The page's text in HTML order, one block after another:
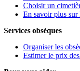
Choisir un
En savoir plus
Services obsèques
Organiser les
Estimer le prix